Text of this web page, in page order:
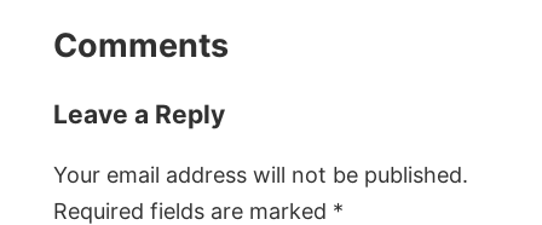
Comments
Leave a Reply
Your email address will not be published.
Required fields are marked *